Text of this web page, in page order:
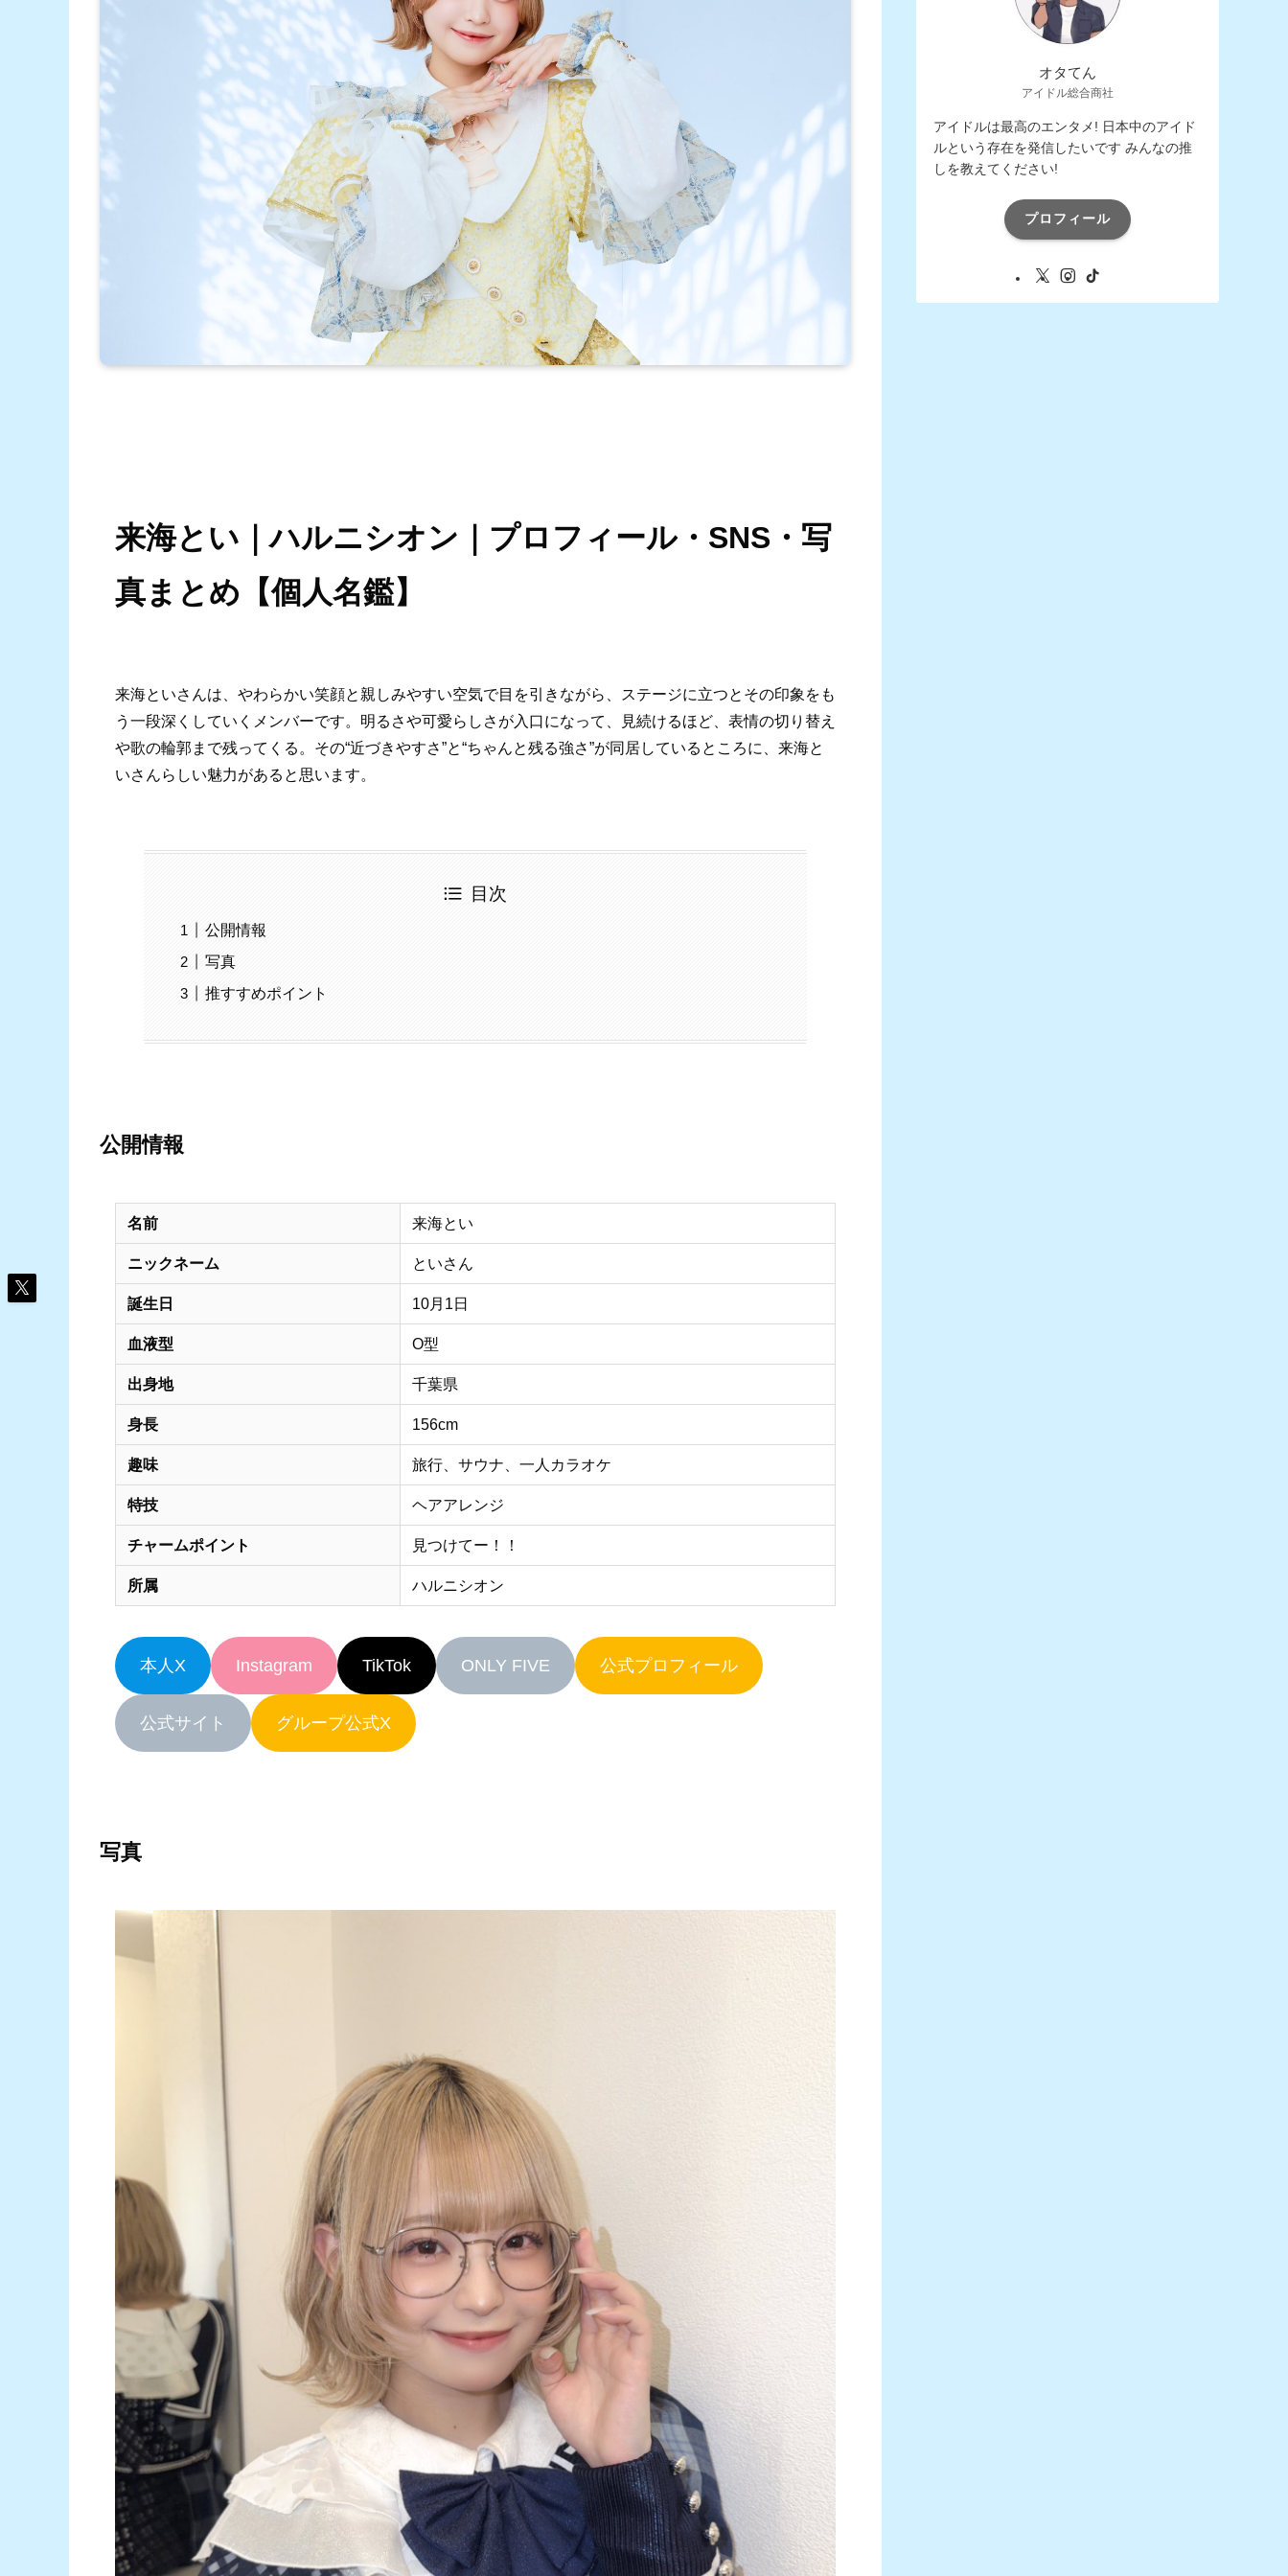
来海とい｜ハルニシオン｜プロフィール・SNS・写
真まとめ【個人名鑑】
来海といさんは、やわらかい笑顔と親しみやすい空気で目を引きながら、ステージに立つとその印象をも
う一段深くしていくメンバーです。明るさや可愛らしさが入口になって、見続けるほど、表情の切り替え
や歌の輪郭まで残ってくる。その“近づきやすさ”と“ちゃんと残る強さ”が同居しているところに、来海と
いさんらしい魅力があると思います。
目次
公開情報
写真
推すすめポイント
公開情報
名前 来海とい
ニックネーム といさん
誕生日 10月1日
血液型 O型
出身地 千葉県
身長 156cm
趣味 旅行、サウナ、一人カラオケ
特技 ヘアアレンジ
チャームポイント 見つけてー！！
所属 ハルニシオン
本人X Instagram TikTok ONLY FIVE 公式プロフィール
公式サイト グループ公式X
写真
オタてん
アイドル総合商社
アイドルは最高のエンタメ! 日本中のアイド
ルという存在を発信したいです みんなの推
しを教えてください!
プロフィール